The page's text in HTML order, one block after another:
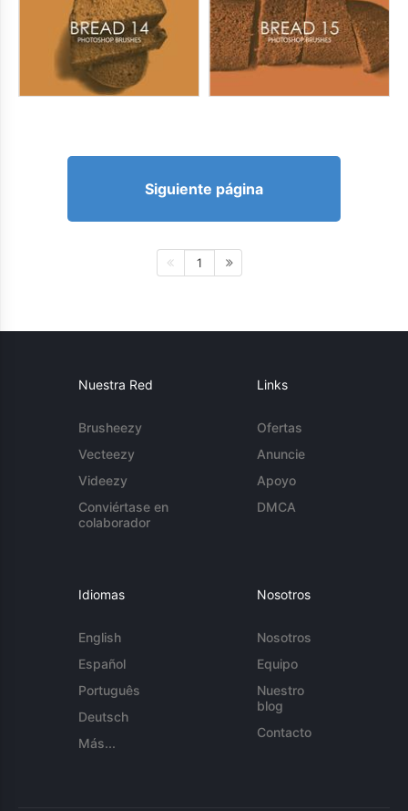
Siguiente página
1
Nuestra Red
Brusheezy
Vecteezy
Videezy
Conviértase en
colaborador
Links
Ofertas
Anuncie
Apoyo
DMCA
Idiomas
English
Español
Português
Deutsch
Más...
Nosotros
Nosotros
Equipo
Nuestro
blog
Contacto